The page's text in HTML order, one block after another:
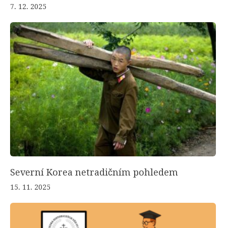
7. 12. 2025
Severní Korea netradičním pohledem
15. 11. 2025